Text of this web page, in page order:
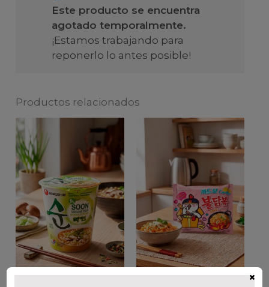
Este producto se encuentra
agotado temporalmente.
¡Estamos trabajando para
reponerlo lo antes posible!
Productos relacionados
×